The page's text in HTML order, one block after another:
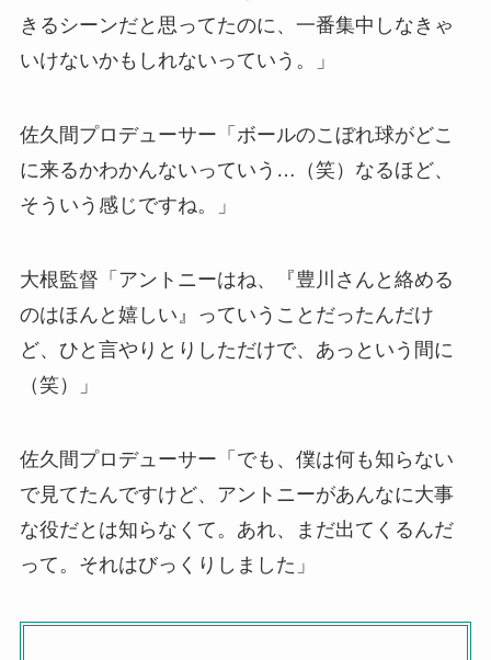
きるシーンだと思ってたのに、一番集中しなきゃ
いけないかもしれないっていう。」
佐久間プロデューサー「ボールのこぼれ球がどこ
に来るかわかんないっていう…（笑）なるほど、
そういう感じですね。」
大根監督「アントニーはね、『豊川さんと絡める
のはほんと嬉しい』っていうことだったんだけ
ど、ひと言やりとりしただけで、あっという間に
（笑）」
佐久間プロデューサー「でも、僕は何も知らない
で見てたんですけど、アントニーがあんなに大事
な役だとは知らなくて。あれ、まだ出てくるんだ
って。それはびっくりしました」